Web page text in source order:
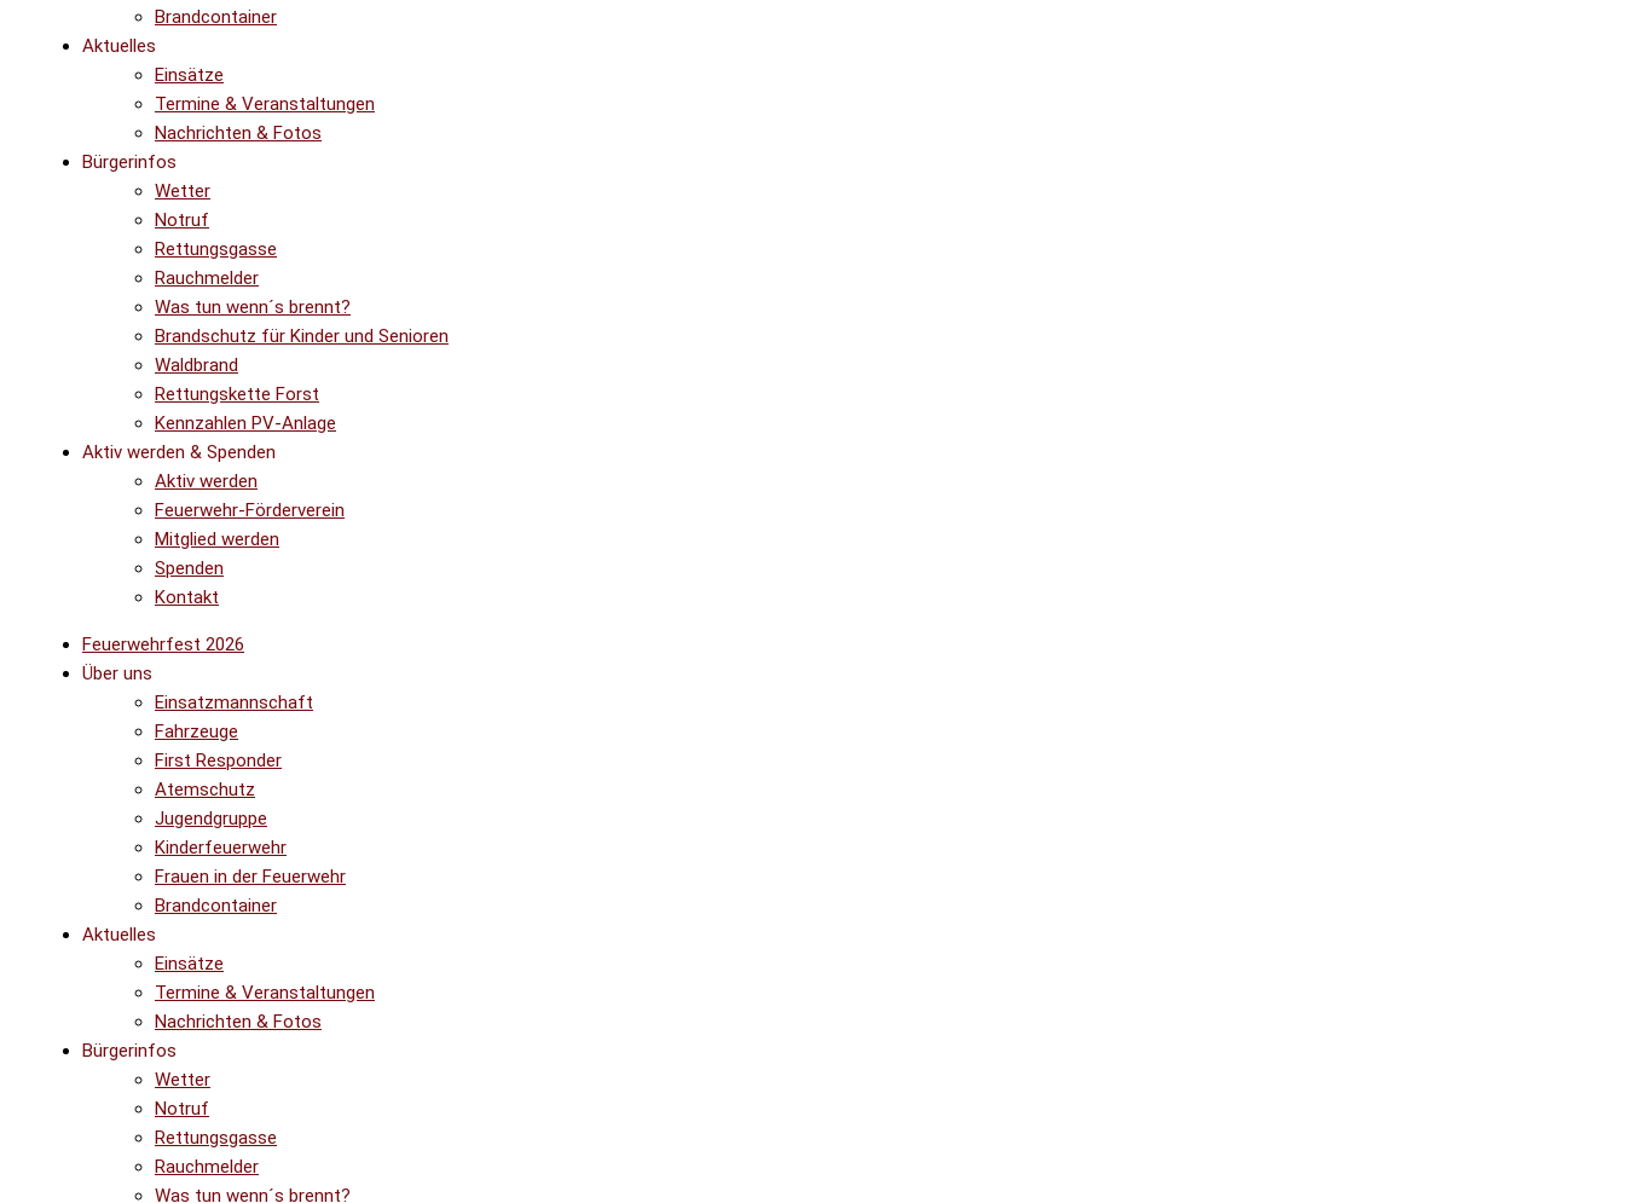
Brandcontainer
Aktuelles
Einsätze
Termine & Veranstaltungen
Nachrichten & Fotos
Bürgerinfos
Wetter
Notruf
Rettungsgasse
Rauchmelder
Was tun wenn´s brennt?
Brandschutz für Kinder und Senioren
Waldbrand
Rettungskette Forst
Kennzahlen PV-Anlage
Aktiv werden & Spenden
Aktiv werden
Feuerwehr-Förderverein
Mitglied werden
Spenden
Kontakt
Feuerwehrfest 2026
Über uns
Einsatzmannschaft
Fahrzeuge
First Responder
Atemschutz
Jugendgruppe
Kinderfeuerwehr
Frauen in der Feuerwehr
Brandcontainer
Aktuelles
Einsätze
Termine & Veranstaltungen
Nachrichten & Fotos
Bürgerinfos
Wetter
Notruf
Rettungsgasse
Rauchmelder
Was tun wenn´s brennt?